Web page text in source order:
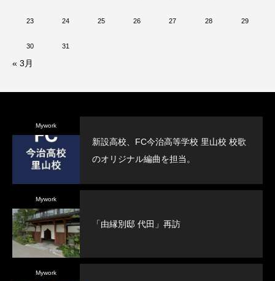
23 24 25 26 27 28 29
30 31
« 3月
Mywork
新設高校、FC今治高等学校 里山校 校歌
のオリジナル編曲を担当。
Mywork
「由縁別邸 代田」再訪
Mywork